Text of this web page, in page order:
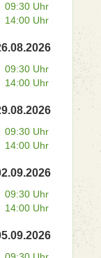
09:30 Uhr
14:00 Uhr
09:30 Uhr
14:00 Uhr
09:30 Uhr
14:00 Uhr
09:30 Uhr
14:00 Uhr